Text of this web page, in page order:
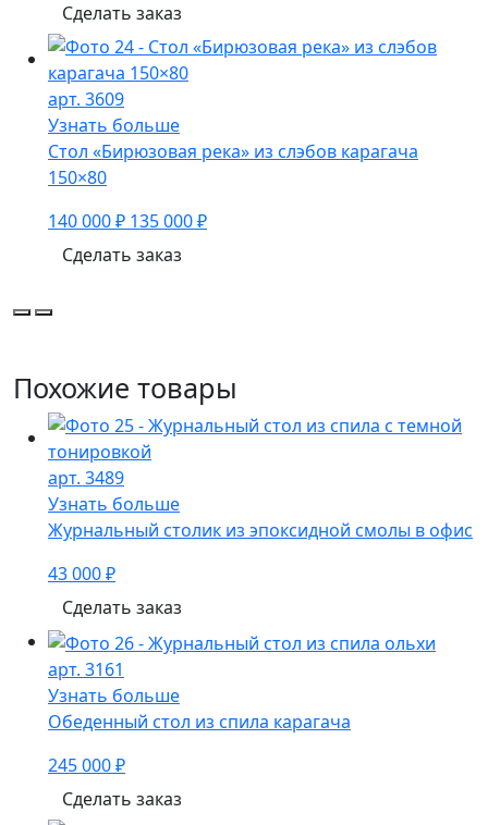
Сделать заказ
арт. 3609
Узнать больше
Стол «Бирюзовая река» из слэбов карагача
150×80
140 000 ₽ 135 000 ₽
Сделать заказ
Похожие товары
арт. 3489
Узнать больше
Журнальный столик из эпоксидной смолы в офис
43 000 ₽
Сделать заказ
арт. 3161
Узнать больше
Обеденный стол из спила карагача
245 000 ₽
Сделать заказ